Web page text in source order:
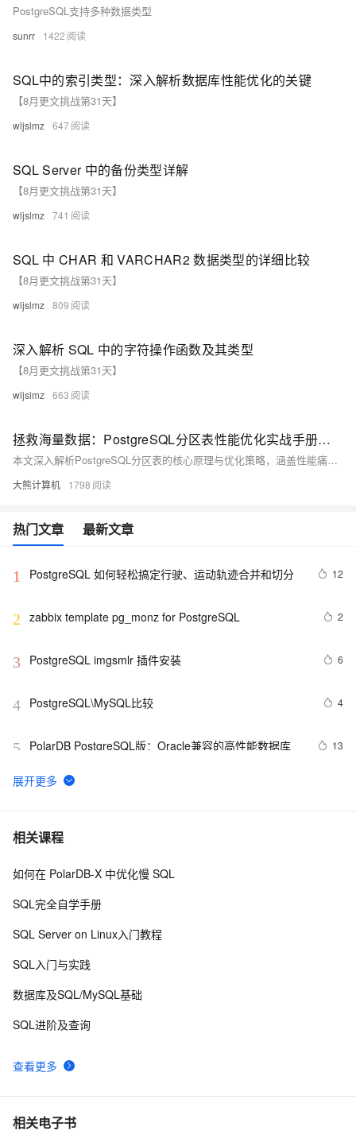
PostgreSQL支持多种数据类型
sunrr 1422
SQL中的索引类型：深入解析数据库性能优化的关键
【8月更文挑战第31天】
wljslmz 647
SQL Server 中的备份类型详解
【8月更文挑战第31天】
wljslmz 741
SQL 中 CHAR 和 VARCHAR2 数据类型的详细比较
【8月更文挑战第31天】
wljslmz 809
深入解析 SQL 中的字符操作函数及其类型
【8月更文挑战第31天】
wljslmz 663
拯救海量数据：PostgreSQL分区表性能优化实战手册（附压测对比）
本文深入解析PostgreSQL分区表的核心原理与优化策略，涵盖性能痛点、实战案例及压测对比。首先阐述分区表作为继承表+路由规则的逻辑封装，分析分区裁剪失效、全局索引膨胀和VACUUM堆积三大性能杀手，并通过电商订单表崩溃事件说明旧分区维护的重要性。接着提出四维设计法优化分区策略，包括时间范围分区黄金法则与自动化维护体系。同时对比局部索引与全局索引性能，展示后者在特定场景下的优势。进一步探讨并行查询优化、冷热数据分层存储及故障复盘，解决分区锁竞争问题。
大熊计算机 1798
热门文章 最新文章
1 PostgreSQL 如何轻松搞定行驶、运动轨迹合并和切分 12
2 zabbix template pg_monz for PostgreSQL 2
3 PostgreSQL imgsmlr 插件安装 6
4 PostgreSQL\MySQL比较 4
5 PolarDB PostgreSQL版：Oracle兼容的高性能数据库 13
6
沉浸式学习PostgreSQL|PolarDB 14: 共享单车、徒步、
7 PostgreSQL的AnynonArray的例子
8 postgresql|数据库|恢复备份的时候报错：pg_restore:
1001-PostgreSQL 存储过程的基本介绍以及入门（基本结
相关课程
查看更多
如何在 PolarDB-X 中优化慢 SQL
SQL完全自学手册
SQL Server on Linux入门教程
SQL入门与实践
数据库及SQL/MySQL基础
SQL进阶及查询
相关电子书